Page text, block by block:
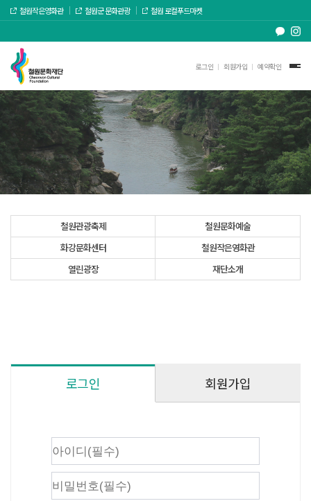
철원작은영화관 철원군 문화관광 철원 로컬푸드마켓
로그인 회원가입 예약확인
철원관광축제
철원문화예술
화강문화센터
철원작은영화관
열린광장
재단소개
로그인 회원가입